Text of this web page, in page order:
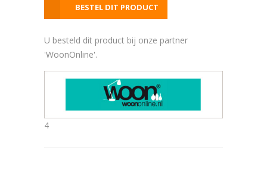
BESTEL DIT PRODUCT
U besteld dit product bij onze partner
'WoonOnline'.
4